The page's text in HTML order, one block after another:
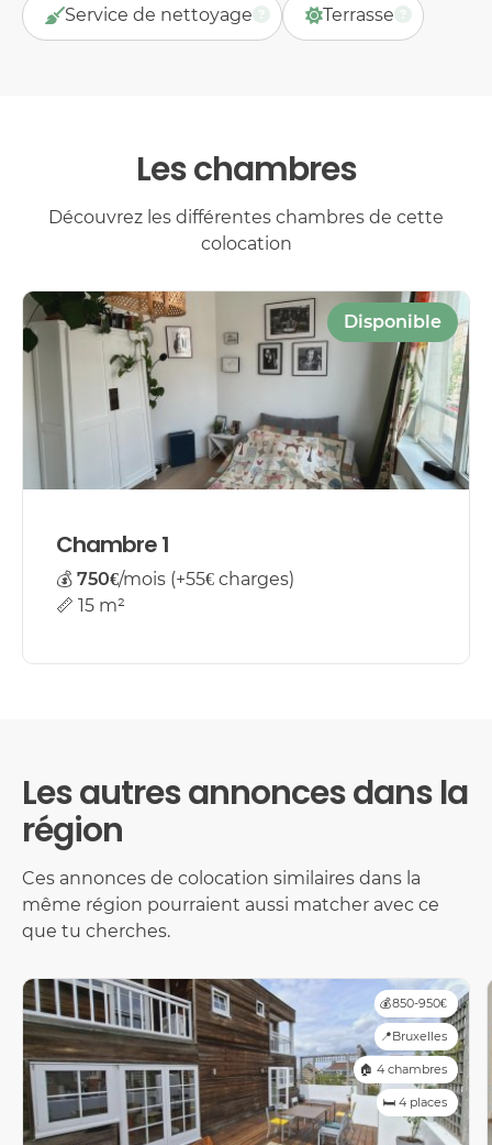
Service de nettoyage Terrasse
Les chambres
Découvrez les différentes chambres de cette
colocation
Disponible
Chambre 1
💰 750€/mois (+55€ charges)
📏 15 m²
Les autres annonces dans la
région
Ces annonces de colocation similaires dans la
même région pourraient aussi matcher avec ce
que tu cherches.
💰850-950€
📍Bruxelles
🏠 4 chambres
🛏️ 4 places